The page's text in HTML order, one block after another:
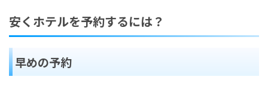
安くホテルを予約するには？
早めの予約